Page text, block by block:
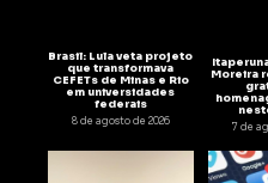
Brasil: Lula veta projeto
que transformava
CEFETs de Minas e Rio
em universidades
federais
8 de agosto de 2026
Moreira
7 de